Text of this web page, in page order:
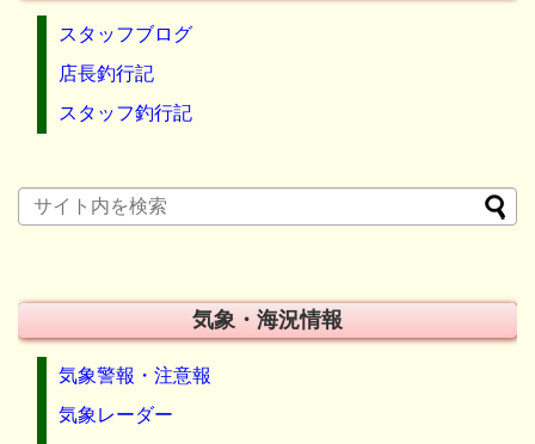
スタッフブログ
店長釣行記
スタッフ釣行記
気象・海況情報
気象警報・注意報
気象レーダー